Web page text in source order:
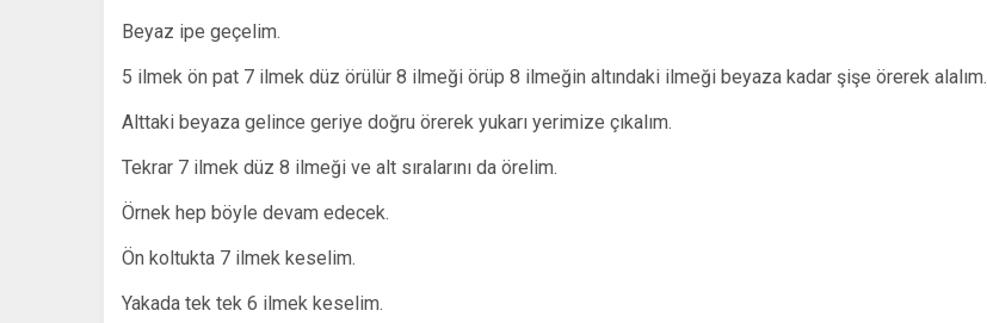
Beyaz ipe geçelim.
5 ilmek ön pat 7 ilmek düz örülür 8 ilmeği örüp 8 ilmeğin altındaki ilmeği beyaza kadar şişe örerek alalım.
Alttaki beyaza gelince geriye doğru örerek yukarı yerimize çıkalım.
Tekrar 7 ilmek düz 8 ilmeği ve alt sıralarını da örelim.
Örnek hep böyle devam edecek.
Ön koltukta 7 ilmek keselim.
Yakada tek tek 6 ilmek keselim.